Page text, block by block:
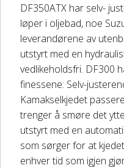
DF350ATX har selv-
løper i oljebad, noe
leverandørene av
utstyrt med en
vedlikeholdsfri. DF300
finessene: Selv-
Kamakselkjedet
trenger å smøre det
utstyrt med en
som sørger for at
enhver tid som igjen